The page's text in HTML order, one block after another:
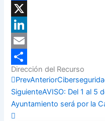
Facebook
X
LinkedIn
Email
Compartir
Dirección del Recurso
PrevAnterior
SiguienteAVISO: Del 1 al 5
Ayuntamiento será por la